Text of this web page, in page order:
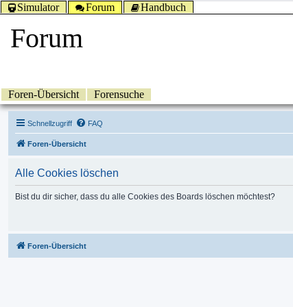
Simulator Forum Handbuch
Forum
Foren-Übersicht Forensuche
Schnellzugriff FAQ
Foren-Übersicht
Alle Cookies löschen
Bist du dir sicher, dass du alle Cookies des Boards löschen möchtest?
Foren-Übersicht